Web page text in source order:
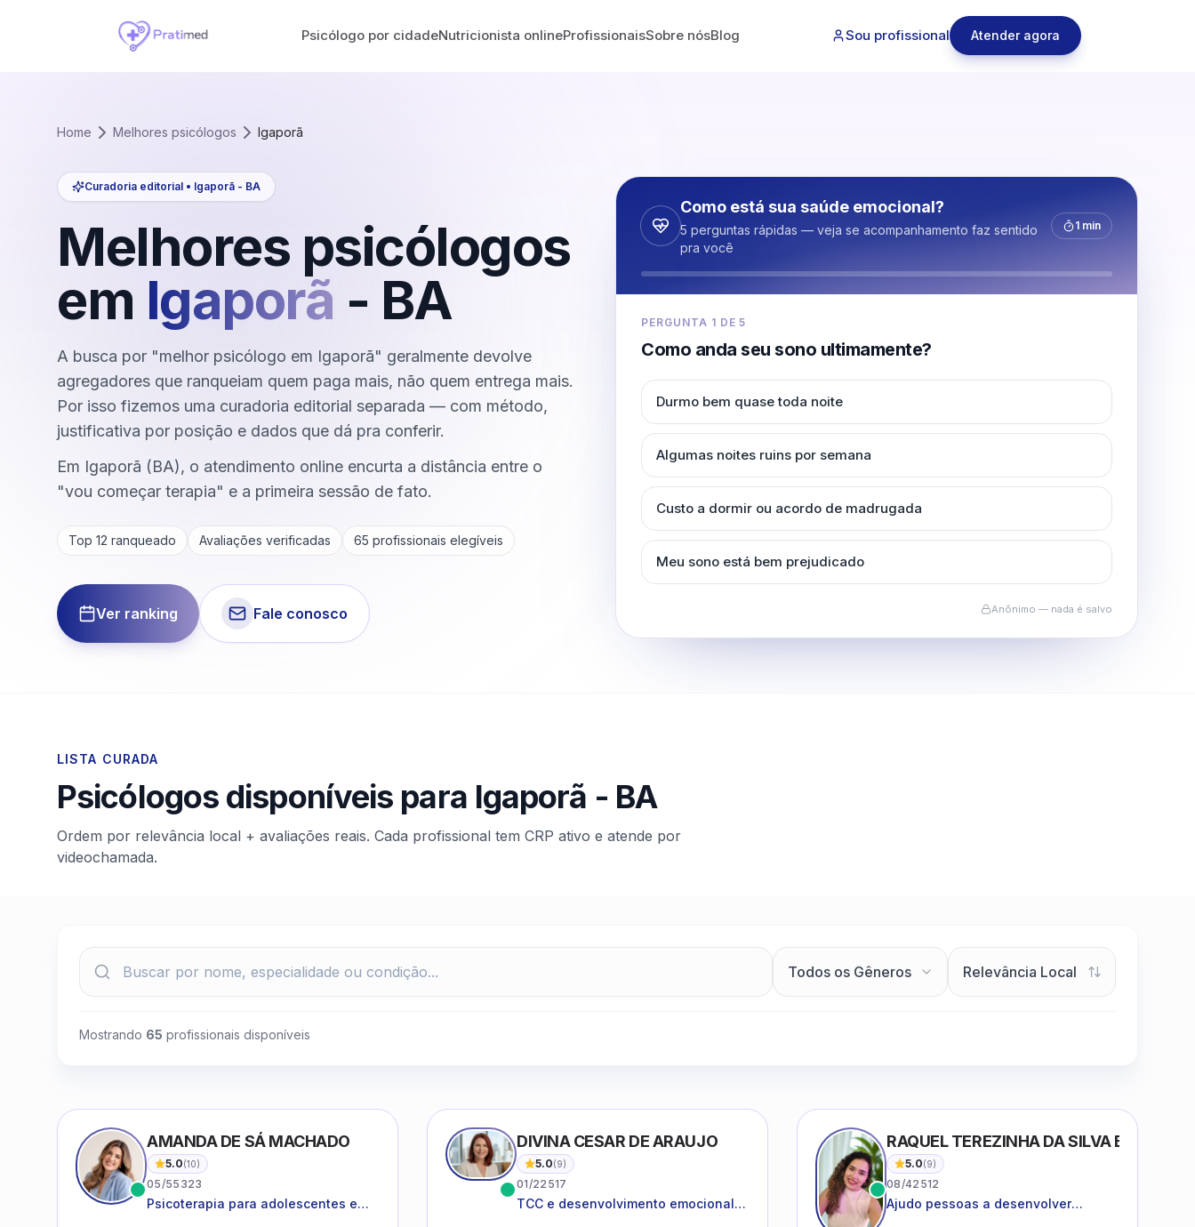
Psicólogo por cidadeNutricionista onlineProfissionaisSobre nósBlog Sou profissional Atender agora
Home Melhores psicólogos Igaporã
Curadoria editorial • Igaporã - BA
Melhores psicólogos
em Igaporã - BA
A busca por "melhor psicólogo em Igaporã" geralmente devolve
agregadores que ranqueiam quem paga mais, não quem entrega mais.
Por isso fizemos uma curadoria editorial separada — com método,
justificativa por posição e dados que dá pra conferir.
Em Igaporã (BA), o atendimento online encurta a distância entre o
"vou começar terapia" e a primeira sessão de fato.
Top 12 ranqueado Avaliações verificadas 65 profissionais elegíveis
Ver ranking Fale conosco
Como está sua saúde emocional?
5 perguntas rápidas — veja se acompanhamento faz sentido
pra você
1 min
PERGUNTA 1 DE5
Como anda seu sono ultimamente?
Durmo bem quase toda noite
Algumas noites ruins por semana
Custo a dormir ou acordo de madrugada
Meu sono está bem prejudicado
Anônimo — nada é salvo
LISTA CURADA
Psicólogos disponíveis para Igaporã - BA
Ordem por relevância local + avaliações reais. Cada profissional tem CRP ativo e atende por
videochamada.
Mostrando 65 profissionais disponíveis
AMANDA DE SÁ MACHADO
5.0(10)
05/55323
Psicoterapia para adolescentes e
DIVINA CESAR DE ARAUJO
5.0(9)
01/22517
TCC e desenvolvimento emocional
RAQUEL TEREZINHA DA SILVA BIONDI
5.0(9)
08/42512
Ajudo pessoas a desenvolver